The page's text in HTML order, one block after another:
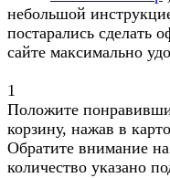
небольшой
постарались сделать
сайте максимально
1
Положите
корзину, нажав в
Обратите внимание
количество указано